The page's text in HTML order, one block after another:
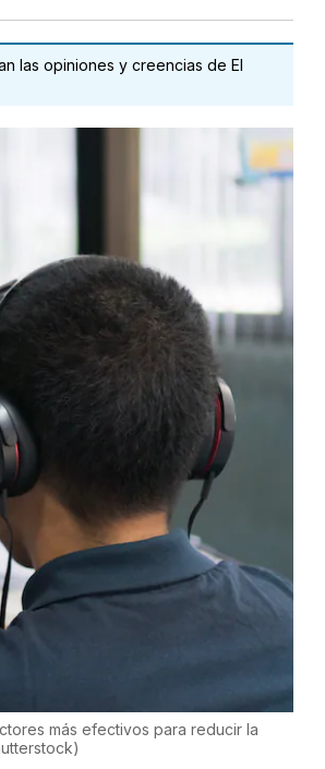
las opiniones y creencias de El
más efectivos para reducir la
)